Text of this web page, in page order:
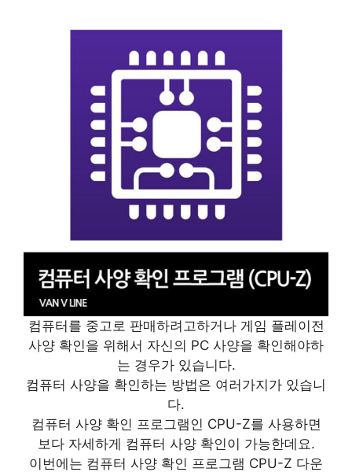
컴퓨터를 중고로 판매하려고하거나 게임 플레이전
사양 확인을 위해서 자신의 PC 사양을 확인해야하
는 경우가 있습니다.
컴퓨터 사양을 확인하는 방법은 여러가지가 있습니
다.
컴퓨터 사양 확인 프로그램인 CPU-Z를 사용하면
보다 자세하게 컴퓨터 사양 확인이 가능한데요.
이번에는 컴퓨터 사양 확인 프로그램 CPU-Z 다운